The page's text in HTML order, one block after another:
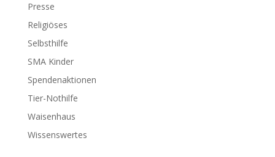
Presse
Religiöses
Selbsthilfe
SMA Kinder
Spendenaktionen
Tier-Nothilfe
Waisenhaus
Wissenswertes